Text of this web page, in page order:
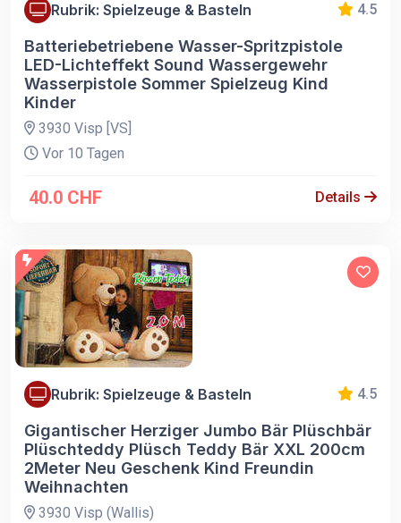
Rubrik: Spielzeuge & Basteln 4.5
Batteriebetriebene Wasser-Spritzpistole
LED-Lichteffekt Sound Wassergewehr
Wasserpistole Sommer Spielzeug Kind
Kinder
3930 Visp [VS]
Vor 10 Tagen
40.0 CHF Details
Rubrik: Spielzeuge & Basteln 4.5
Gigantischer Herziger Jumbo Bär Plüschbär
Plüschteddy Plüsch Teddy Bär XXL 200cm
2Meter Neu Geschenk Kind Freundin
Weihnachten
3930 Visp (Wallis)